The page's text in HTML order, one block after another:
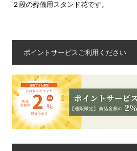
２段の葬儀用スタンド花です。
ポイントサービスご利用ください